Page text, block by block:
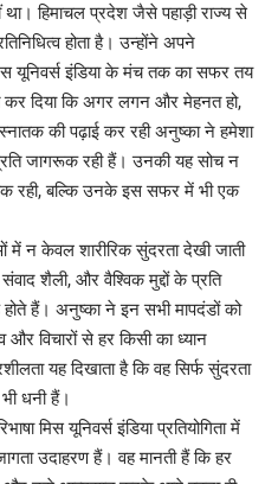
हिमाचल प्रदेश जैसे पहाड़ी राज्य से
होता है। उन्होंने अपने
यूनिवर्स इंडिया के मंच तक का सफर तय
दिया कि अगर लगन और मेहनत हो,
स्नातक की पढ़ाई कर रही अनुष्का ने हमेशा
जागरूक रही हैं। उनकी यह सोच न
रही, बल्कि उनके इस सफर में भी एक
में न केवल शारीरिक सुंदरता देखी जाती
संवाद शैली, और वैश्विक मुद्दों के प्रति
हैं। अनुष्का ने इन सभी मापदंडों को
और विचारों से हर किसी का ध्यान
यह दिखाता है कि वह सिर्फ सुंदरता
धनी हैं।
मिस यूनिवर्स इंडिया प्रतियोगिता में
उदाहरण हैं। वह मानती हैं कि हर